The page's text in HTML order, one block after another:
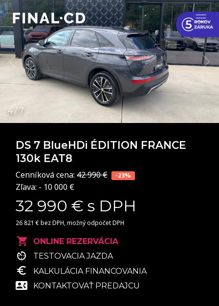
DS 7 BlueHDi ÉDITION FRANCE
130k EAT8
Cenníková cena: 42 990 € -23%
Zľava: - 10 000 €
32 990 € s DPH
26 821 € bez DPH, možný odpočet DPH
ONLINE REZERVÁCIA
TESTOVACIA JAZDA
KALKULÁCIA FINANCOVANIA
KONTAKTOVAŤ PREDAJCU